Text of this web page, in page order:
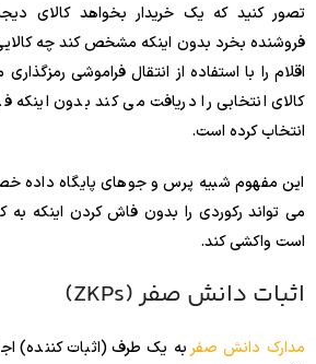
تصور کنید که یک خریدار بخواهد کالای
فروشنده بخرد بدون اینکه مشخص کند چه
اقلام را با استفاده از انتقال فراموشی
کالای انتخابی را دریافت می کند بدون اینکه
انتخاب کرده است.
این مفهوم شبیه پرس و جوهای پایگاه داده
می تواند رکوردی را بدون فاش کردن اینکه به
است واکشی کند.
اثبات دانش صفر (ZKPs)
مدارک دانش صفر به یک طرف (اثبات کننده)